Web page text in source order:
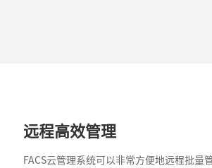
远程高效管理
FACS云管理系统可以非常方便地远程批量